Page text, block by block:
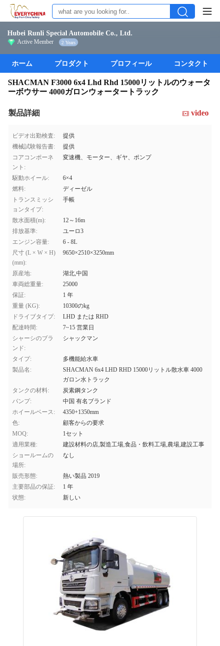
Hubei Runli Special Automobile Co., Ltd.
Active Member 2 Years
ホーム プロダクト プロフィール コンタクト
SHACMAN F3000 6x4 Lhd Rhd 15000リットルのウォータ
ーボウサー 4000ガロンウォータートラック
製品詳細 video
ビデオ出勤検査:
提供
機械試験報告書:
提供
コアコンポーネ
ント:
変速機、モーター、ギヤ、ポンプ
駆動ホイール:
6×4
燃料:
ディーゼル
トランスミッシ
ョンタイプ:
手帳
散水面積(m):
12～16m
排放基準:
ユーロ3
エンジン容量:
6 - 8L
尺寸 (L × W × H)
(mm):
9650×2510×3250mm
原産地:
湖北,中国
車両総重量:
25000
保証:
1 年
重量 (KG):
10300のkg
ドライブタイプ:
LHD または RHD
配達時間:
7~15 営業日
シャーシのブラ
ンド:
シャックマン
タイプ:
多機能給水車
製品名:
SHACMAN 6x4 LHD RHD 15000リットル散水車 4000
ガロン水トラック
タンクの材料:
炭素鋼タンク
パンプ:
中国 有名ブランド
ホイールベース:
4350+1350mm
色:
顧客からの要求
MOQ:
1セット
適用業種:
建設材料の店,製造工場,食品・飲料工場,農場,建設工事
ショールームの
場所:
なし
販売形態:
熱い製品 2019
主要部品の保証:
1 年
状態:
新しい